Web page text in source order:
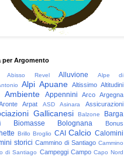
per Argomento
Abisso Revel Alluvione
Alpe di
Alpi Apuane Altissimo Altitudini
Ambiente Appennini Arco Argegna
Arpat ASD Asinara Assicurazioni
Gallicanesi Balzone Barga
Biomasse Bolognana Bonus
Brillo Broglio CAI Calcio Calomini
storici Cammino di Santiago Cammino
di Santiago Campeggi Campo Capo Nord